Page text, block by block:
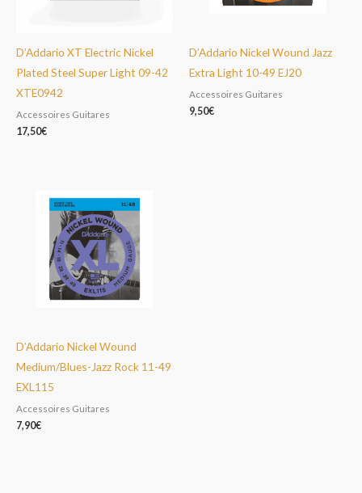
D’Addario XT Electric Nickel
Plated Steel Super Light 09-42
XTE0942
Accessoires Guitares
17,50€
D’Addario Nickel Wound Jazz
Extra Light 10-49 EJ20
Accessoires Guitares
9,50€
D’Addario Nickel Wound
Medium/Blues-Jazz Rock 11-49
EXL115
Accessoires Guitares
7,90€